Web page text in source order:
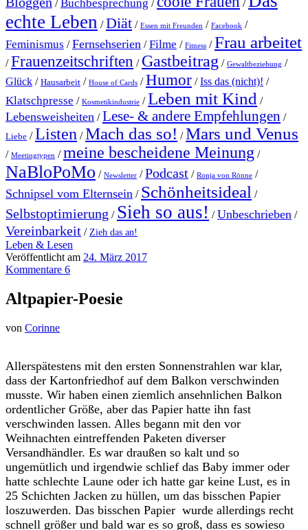
/Buchbesprechung / /
echte Leben /Diät / Essen mit Freunden / Facebook /
Feminismus /Fernsehserien /Filme / Fitness /Frau arbeitet
/Frauenzeitschriften / Gastbeitrag / Gewaltbeziehung /
Glück / Hausarbeit / House of Cards /Humor /Iss das (nicht)! /
Klatschpresse / Kosmetikindustrie /Leben mit Kind /
Lebensweisheiten /Lese- & andere Empfehlungen /
Liebe /Listen /Mach das so! /Mars und Venus
/ Meetingtypen /meine bescheidene Meinung /
NaBloPoMo / Newsletter /Podcast / Ronja von Rönne /
Schnipsel vom Elternsein / Schönheitsideal /
Selbstoptimierung / Sieh so aus! /Unbeschrieben /
Vereinbarkeit / Zieh das an!
Leben & Lesen
Veröffentlicht am 24. März 2017
Kommentare 6
Altpapier-Poesie
von Corinne
Allerspätestens mit den ersten Sonnenstrahlen war klar,
dass der Kartonfriedhof auf dem Balkon verschwinden
musste. Wir haben einen ziemlich ansehnlichen Balkon
ordentlicher Größe, aber das Papier hatte ihn fast
verschwinden lassen. Alles begann mit den vor
Weihnachten eintreffenden Paketen diverser
Versandhändler. Es war draußen so kalt und so
ungemütlich und irgendwie schlief das Baby immer oder
hatte schlechte Laune oder ich hatte gar keine Lust, es in
25 Schichten Jacken zu hüllen, um das bisschen Papier
loszuwerden. Das bisschen Papier wurde allerdings recht
schnell größer und bald war es so groß, dass es sowieso